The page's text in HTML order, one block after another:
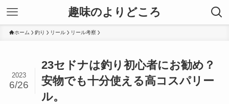
趣味のよりどころ
ホーム 釣り リール リール考察
23セドナは釣り初心者にお勧め？
安物でも十分使える高コスパリー
ル。
2023
6/26